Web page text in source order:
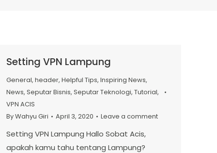
Setting VPN Lampung
General, header, Helpful Tips, Inspiring News,
News, Seputar Bisnis, Seputar Teknologi, Tutorial,
VPN ACIS
ByWahyu Giri April 3, 2020 Leave a comment
Setting VPN Lampung Hallo Sobat Acis,
apakah kamu tahu tentang Lampung?